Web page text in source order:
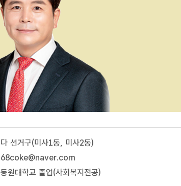
다 선거구(미사1동, 미사2동)
68coke@naver.com
동원대학교 졸업(사회복지전공)